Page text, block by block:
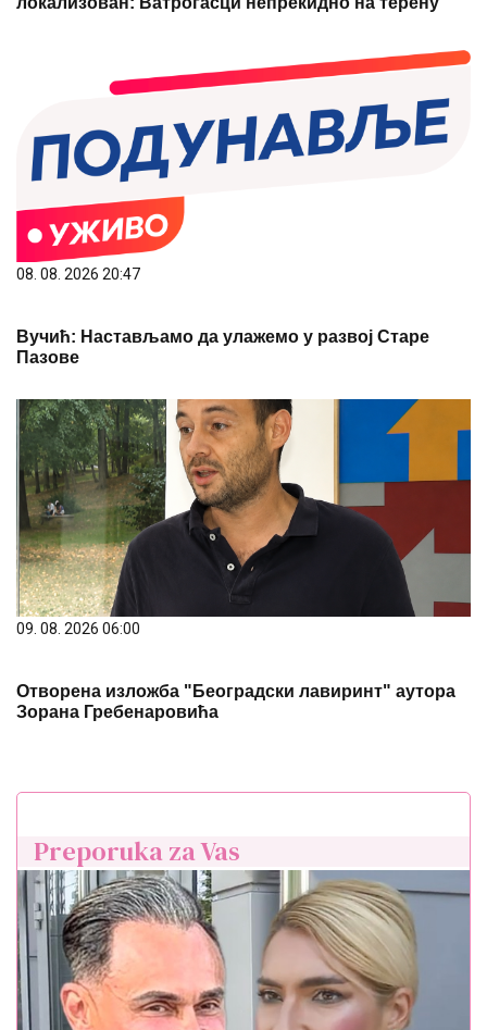
08. 08. 2026 20:47
Вучић: Настављамо да улажемо у развој Старе
Пазове
09. 08. 2026 06:00
Отворена изложба "Београдски лавиринт" аутора
Зорана Гребенаровића
Preporuka za Vas